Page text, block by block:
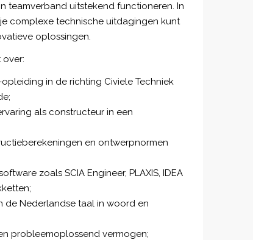
teamverband uitstekend functioneren. In
complexe technische uitdagingen kunt
oplossingen.
in de richting Civiele Techniek
als constructeur in een
en ontwerpnormen
zoals SCIA Engineer, PLAXIS, IDEA
de Nederlandse taal in woord en
probleemoplossend vermogen;